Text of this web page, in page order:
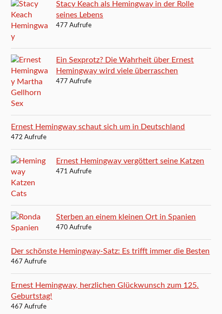
Stacy Keach als Hemingway in der Rolle
seines Lebens
477 Aufrufe
Ein Sexprotz? Die Wahrheit über Ernest
Hemingway wird viele überraschen
477 Aufrufe
Ernest Hemingway schaut sich um in Deutschland
472 Aufrufe
Ernest Hemingway vergöttert seine Katzen
471 Aufrufe
Sterben an einem kleinen Ort in Spanien
470 Aufrufe
Der schönste Hemingway-Satz: Es trifft immer die Besten
467 Aufrufe
Ernest Hemingway, herzlichen Glückwunsch zum 125.
Geburtstag!
467 Aufrufe